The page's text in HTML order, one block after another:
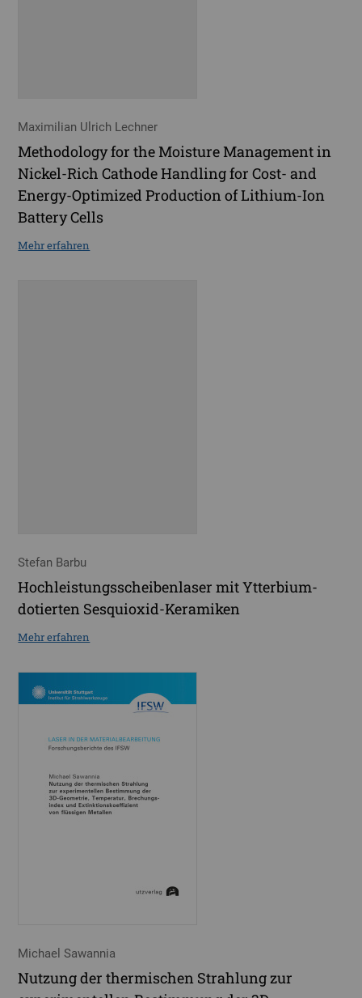
Maximilian Ulrich Lechner
Methodology for the Moisture Management in
Nickel-Rich Cathode Handling for Cost- and
Energy-Optimized Production of Lithium-Ion
Battery Cells
Mehr erfahren
Stefan Barbu
Hochleistungsscheibenlaser mit Ytterbium-
dotierten Sesquioxid-Keramiken
Mehr erfahren
Michael Sawannia
Nutzung der thermischen Strahlung zur